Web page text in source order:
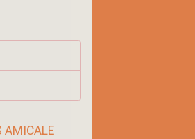
AMICALE